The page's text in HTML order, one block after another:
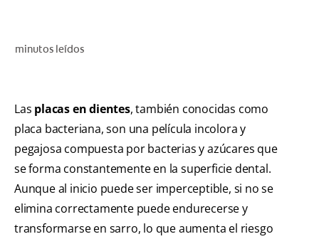
SUSCRÍBETE
minutos leídos
Las placas en dientes, también conocidas como
placa bacteriana, son una película incolora y
pegajosa compuesta por bacterias y azúcares que
se forma constantemente en la superficie dental.
Aunque al inicio puede ser imperceptible, si no se
elimina correctamente puede endurecerse y
transformarse en sarro, lo que aumenta el riesgo